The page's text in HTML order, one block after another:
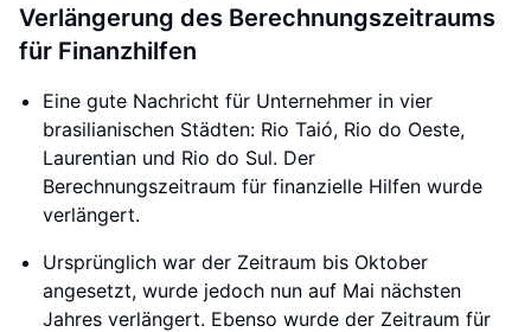
Verlängerung des Berechnungszeitraums
für Finanzhilfen
Eine gute Nachricht für Unternehmer in vier
brasilianischen Städten: Rio Taió, Rio do Oeste,
Laurentian und Rio do Sul. Der
Berechnungszeitraum für finanzielle Hilfen wurde
verlängert.
Ursprünglich war der Zeitraum bis Oktober
angesetzt, wurde jedoch nun auf Mai nächsten
Jahres verlängert. Ebenso wurde der Zeitraum für